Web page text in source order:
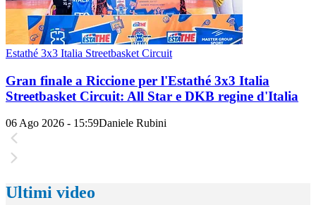
Estathé 3x3 Italia Streetbasket Circuit
Gran finale a Riccione per l'Estathé 3x3 Italia
Streetbasket Circuit: All Star e DKB regine d'Italia
06 Ago 2026 - 15:59Daniele Rubini
Ultimi video